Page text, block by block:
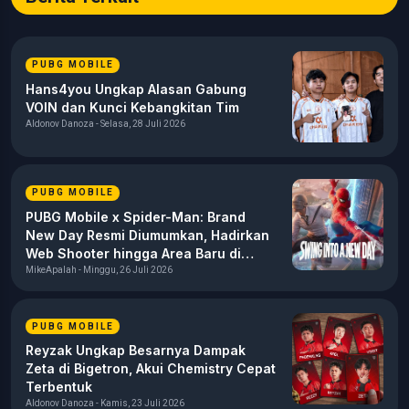
PUBG MOBILE
Hans4you Ungkap Alasan Gabung
VOIN dan Kunci Kebangkitan Tim
Aldonov Danoza - Selasa, 28 Juli 2026
PUBG MOBILE
PUBG Mobile x Spider-Man: Brand
New Day Resmi Diumumkan, Hadirkan
Web Shooter hingga Area Baru di
Erangel
MikeApalah - Minggu, 26 Juli 2026
PUBG MOBILE
Reyzak Ungkap Besarnya Dampak
Zeta di Bigetron, Akui Chemistry Cepat
Terbentuk
Aldonov Danoza - Kamis, 23 Juli 2026